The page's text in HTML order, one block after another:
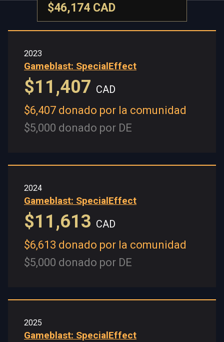
$46,174 CAD
2023
Gameblast: SpecialEffect
$11,407 CAD
$6,407 donado por la comunidad
$5,000 donado por DE
2024
Gameblast: SpecialEffect
$11,613 CAD
$6,613 donado por la comunidad
$5,000 donado por DE
2025
Gameblast: SpecialEffect